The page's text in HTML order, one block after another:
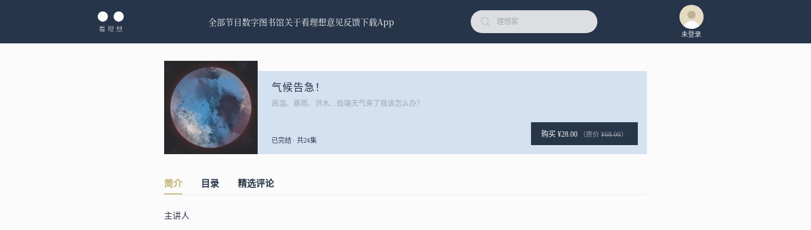
全部节目数字图书馆关于看理想意见反馈下载App
未登录
气候告急！
高温、暴雨、洪水…极端天气来了我该怎么办？
已完结 · 共24集
购买 ¥28.00 （原价 ¥68.00）
简介 目录 精选评论
主讲人